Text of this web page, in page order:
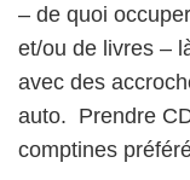
– de quoi
et/ou de livres –
avec des
auto. Prendre
comptines